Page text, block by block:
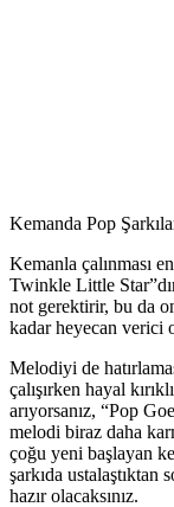
Kemanda Pop
Kemanla çalınması
Twinkle Little
not gerektirir, bu da
kadar heyecan verici
Melodiyi de
çalışırken hayal
arıyorsanız, “Pop
melodi biraz daha
çoğu yeni başlayan
şarkıda ustalaştıktan
hazır olacaksınız.